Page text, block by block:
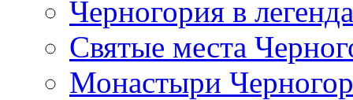
Черногория в
Святые места
Монастыри